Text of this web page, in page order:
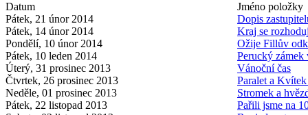
Datum
Jméno položky
Pátek, 21 únor 2014
Dopis
Pátek, 14 únor 2014
Kraj se
Pondělí, 10 únor 2014
Ožije Fillův
Pátek, 10 leden 2014
Perucký zámek
Úterý, 31 prosinec 2013
Vánoční čas
Čtvrtek, 26 prosinec 2013
Paralet a
Neděle, 01 prosinec 2013
Stromek a
Pátek, 22 listopad 2013
Pařili jsme na